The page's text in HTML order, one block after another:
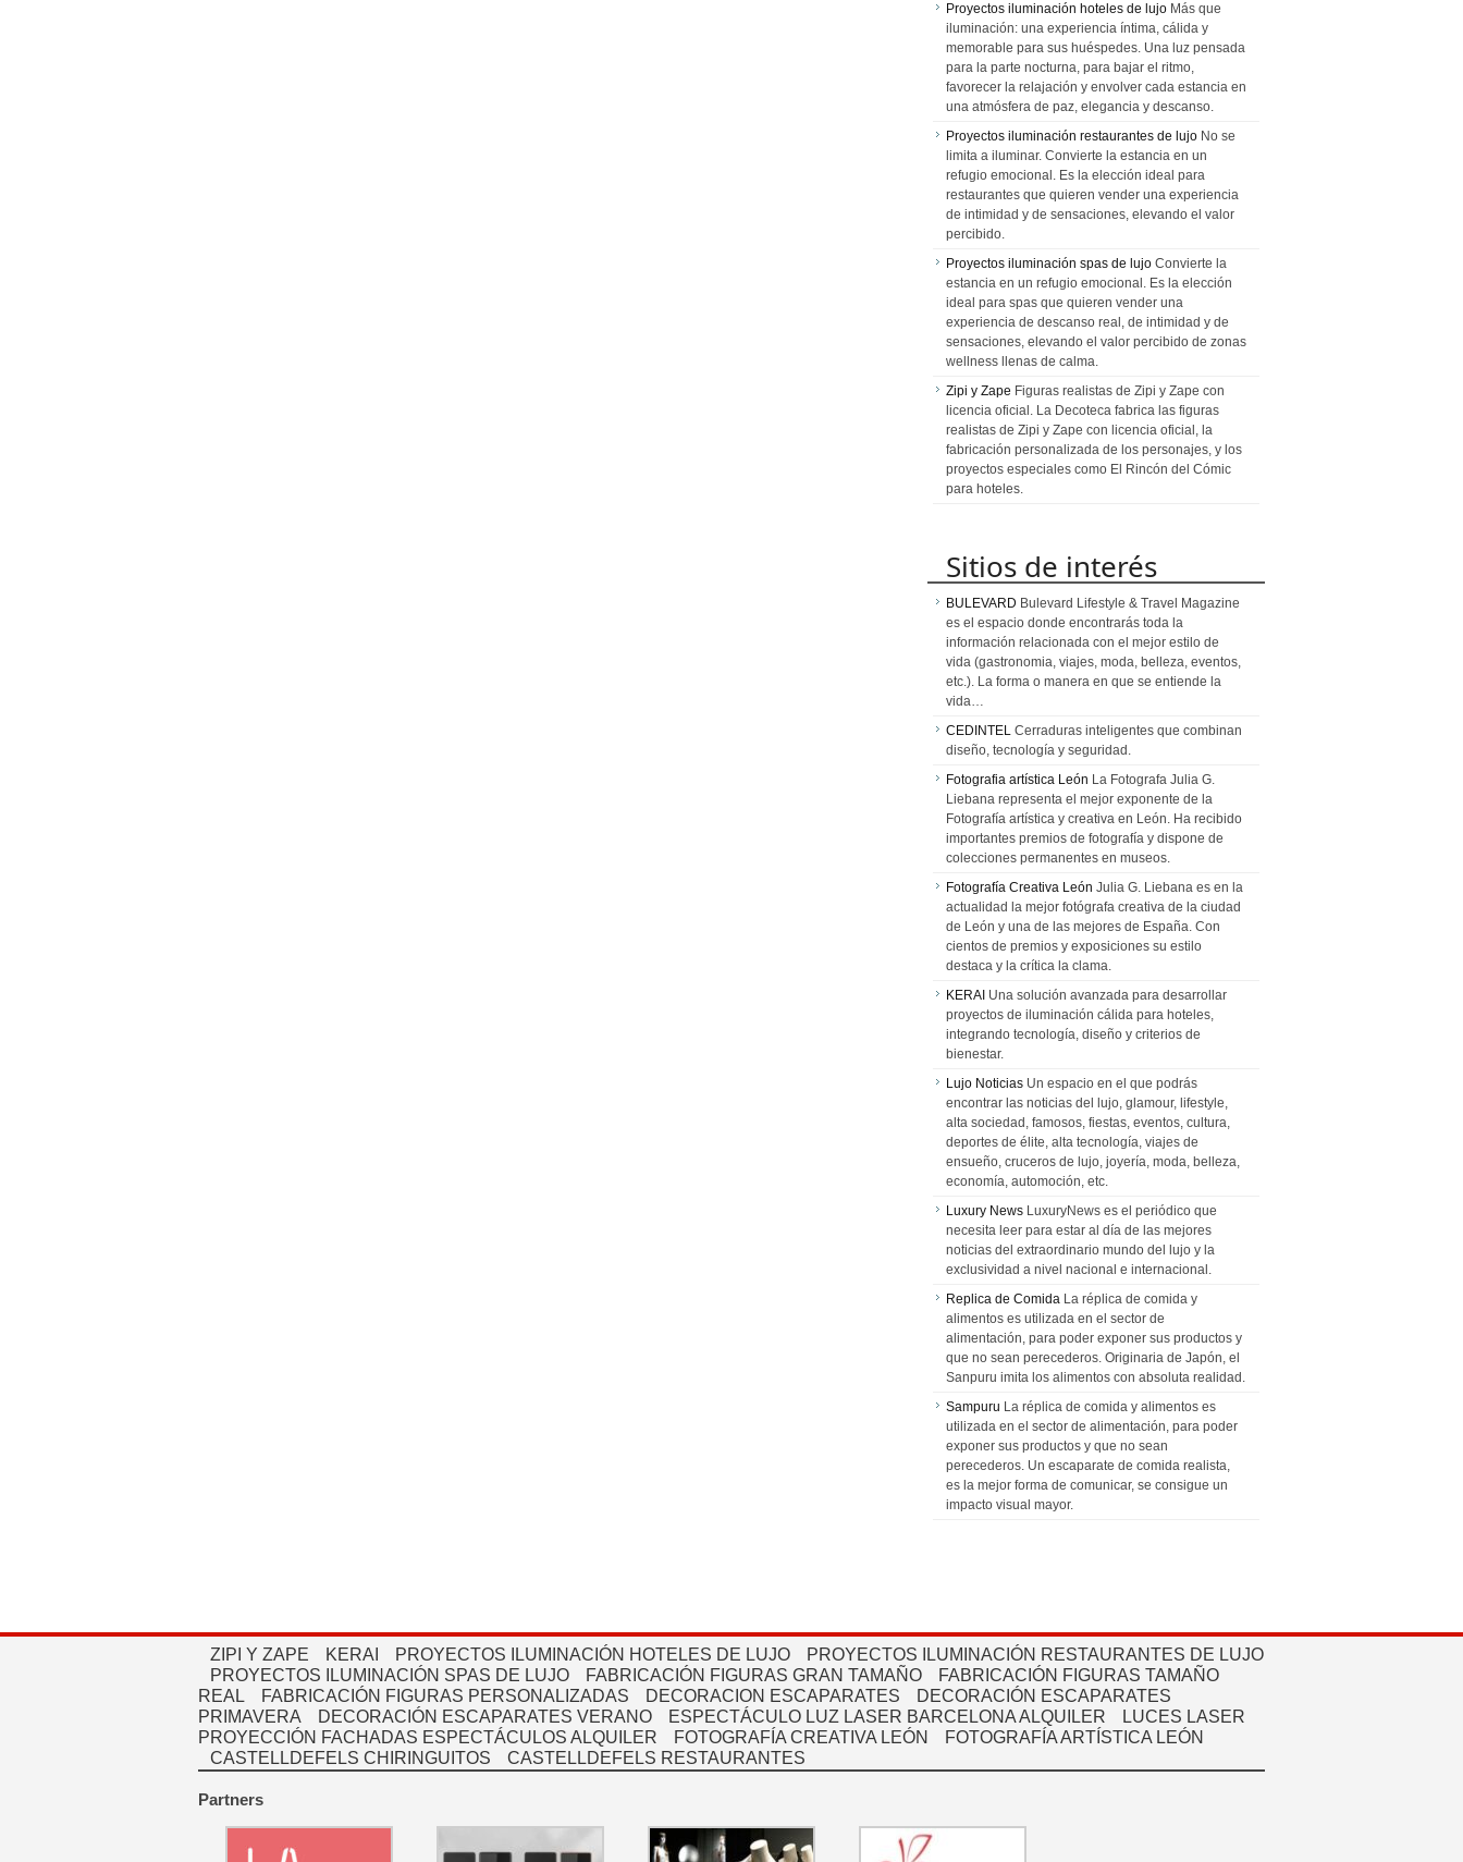
Proyectos iluminación hoteles de lujo Más que
iluminación: una experiencia íntima, cálida y
memorable para sus huéspedes. Una luz pensada
para la parte nocturna, para bajar el ritmo,
favorecer la relajación y envolver cada estancia en
una atmósfera de paz, elegancia y descanso.
Proyectos iluminación restaurantes de lujo No se
limita a iluminar. Convierte la estancia en un
refugio emocional. Es la elección ideal para
restaurantes que quieren vender una experiencia
de intimidad y de sensaciones, elevando el valor
percibido.
Proyectos iluminación spas de lujo Convierte la
estancia en un refugio emocional. Es la elección
ideal para spas que quieren vender una
experiencia de descanso real, de intimidad y de
sensaciones, elevando el valor percibido de zonas
wellness llenas de calma.
Zipi y Zape Figuras realistas de Zipi y Zape con
licencia oficial. La Decoteca fabrica las figuras
realistas de Zipi y Zape con licencia oficial, la
fabricación personalizada de los personajes, y los
proyectos especiales como El Rincón del Cómic
para hoteles.
Sitios de interés
BULEVARD Bulevard Lifestyle & Travel Magazine
es el espacio donde encontrarás toda la
información relacionada con el mejor estilo de
vida (gastronomia, viajes, moda, belleza, eventos,
etc.). La forma o manera en que se entiende la
vida…
CEDINTEL Cerraduras inteligentes que combinan
diseño, tecnología y seguridad.
Fotografia artística León La Fotografa Julia G.
Liebana representa el mejor exponente de la
Fotografía artística y creativa en León. Ha recibido
importantes premios de fotografía y dispone de
colecciones permanentes en museos.
Fotografía Creativa León Julia G. Liebana es en la
actualidad la mejor fotógrafa creativa de la ciudad
de León y una de las mejores de España. Con
cientos de premios y exposiciones su estilo
destaca y la crítica la clama.
KERAI Una solución avanzada para desarrollar
proyectos de iluminación cálida para hoteles,
integrando tecnología, diseño y criterios de
bienestar.
Lujo Noticias Un espacio en el que podrás
encontrar las noticias del lujo, glamour, lifestyle,
alta sociedad, famosos, fiestas, eventos, cultura,
deportes de élite, alta tecnología, viajes de
ensueño, cruceros de lujo, joyería, moda, belleza,
economía, automoción, etc.
Luxury News LuxuryNews es el periódico que
necesita leer para estar al día de las mejores
noticias del extraordinario mundo del lujo y la
exclusividad a nivel nacional e internacional.
Replica de Comida La réplica de comida y
alimentos es utilizada en el sector de
alimentación, para poder exponer sus productos y
que no sean perecederos. Originaria de Japón, el
Sanpuru imita los alimentos con absoluta realidad.
Sampuru La réplica de comida y alimentos es
utilizada en el sector de alimentación, para poder
exponer sus productos y que no sean
perecederos. Un escaparate de comida realista,
es la mejor forma de comunicar, se consigue un
impacto visual mayor.
ZIPI Y ZAPE KERAI PROYECTOS ILUMINACIÓN HOTELES DE LUJO
PROYECTOS ILUMINACIÓN RESTAURANTES DE LUJO
PROYECTOS ILUMINACIÓN SPAS DE LUJO
FABRICACIÓN FIGURAS GRAN TAMAÑO
FABRICACIÓN FIGURAS TAMAÑO
REAL
FABRICACIÓN FIGURAS PERSONALIZADAS DECORACION ESCAPARATES
DECORACIÓN ESCAPARATES
PRIMAVERA
DECORACIÓN ESCAPARATES VERANO ESPECTÁCULO LUZ LASER BARCELONA ALQUILER
LUCES LASER
PROYECCIÓN FACHADAS ESPECTÁCULOS ALQUILER
FOTOGRAFÍA CREATIVA LEÓN
FOTOGRAFÍA ARTÍSTICA LEÓN
CASTELLDEFELS CHIRINGUITOS
CASTELLDEFELS RESTAURANTES
Partners